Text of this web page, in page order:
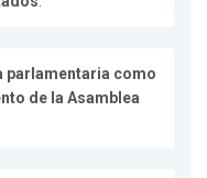
parlamentaria como
de la Asamblea